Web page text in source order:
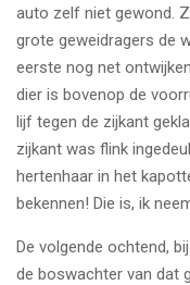
auto zelf niet gewond.
grote geweidragers de
eerste nog net
dier is bovenop de
lijf tegen de zijkant
zijkant was flink
hertenhaar in het
bekennen! Die is, ik
De volgende ochtend,
de boswachter van dat